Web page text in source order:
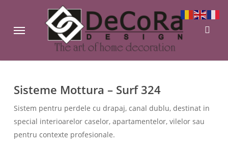
main
Menu
Sisteme Mottura – Surf 324
Sistem pentru perdele cu drapaj, canal dublu, destinat in
special interioarelor caselor, apartamentelor, vilelor sau
pentru contexte profesionale.